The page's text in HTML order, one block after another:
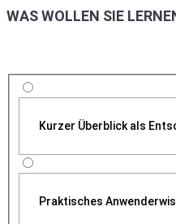
WAS WOLLEN SIE
Kurzer Überblick als
Praktisches